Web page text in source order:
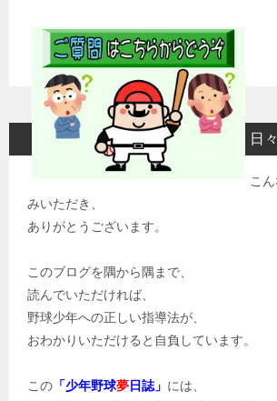
日
こ
みいただき、
ありがとうございます。
このブログを隅から隅まで、
読んでいただければ、
野球少年への正しい指導法が、
おわかりいただけると自負しています。
この 「少年野球夢日誌」 には、